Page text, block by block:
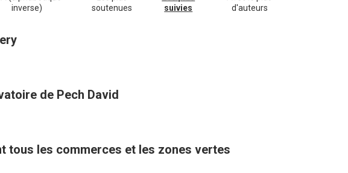
inverse)
soutenues
suivies
d'auteurs
de Pech David
tous les commerces et les zones vertes